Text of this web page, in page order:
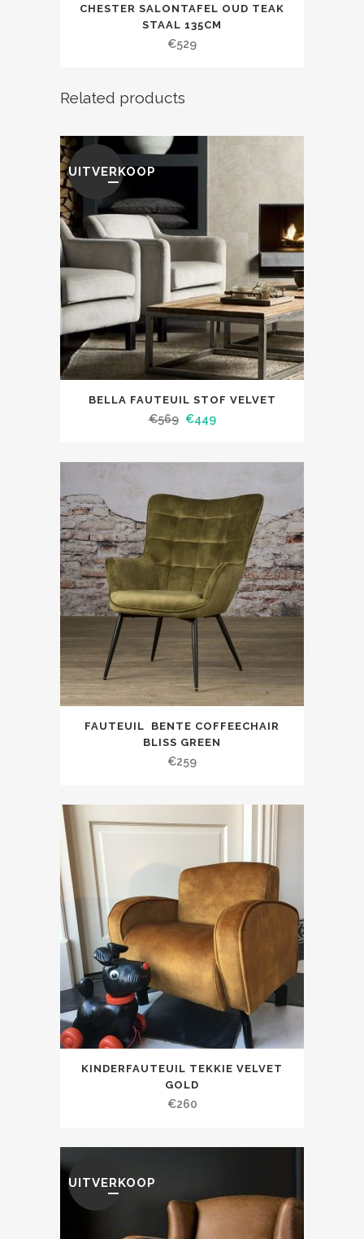
CHESTER SALONTAFEL OUD TEAK
STAAL 135CM
€529
Related products
UITVERKOOP
BELLA FAUTEUIL STOF VELVET
€569 €449
FAUTEUIL BENTE COFFEECHAIR
BLISS GREEN
€259
KINDERFAUTEUIL TEKKIE VELVET
GOLD
€260
UITVERKOOP